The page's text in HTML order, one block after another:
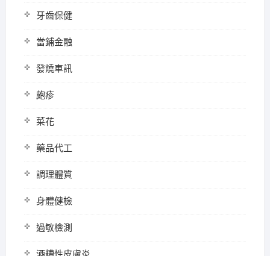
牙齒保健
當鋪金融
發燒車訊
皰疹
菜花
藥品代工
調理體質
身體健檢
過敏檢測